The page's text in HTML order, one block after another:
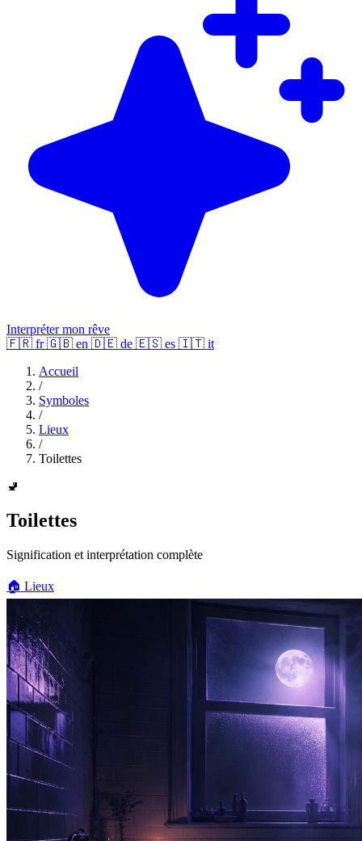
Interpréter mon rêve
🇫🇷 fr 🇬🇧 en 🇩🇪 de 🇪🇸 es 🇮🇹 it
Accueil
/
Symboles
/
Lieux
/
Toilettes
🚽
Toilettes
Signification et interprétation complète
🏠 Lieux